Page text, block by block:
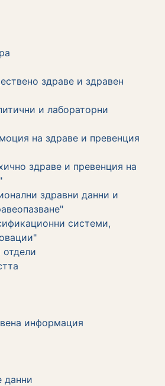
здраве и здравен
и лабораторни
на здраве и превенция
здраве и превенция на
здравни данни и
системи,
информация
данни